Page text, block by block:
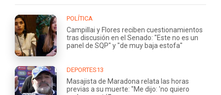
POLÍTICA
Campillai y Flores reciben cuestionamientos
tras discusión en el Senado: "Este no es un
panel de SQP" y "de muy baja estofa"
DEPORTES13
Masajista de Maradona relata las horas
previas a su muerte: "Me dijo: 'no quiero